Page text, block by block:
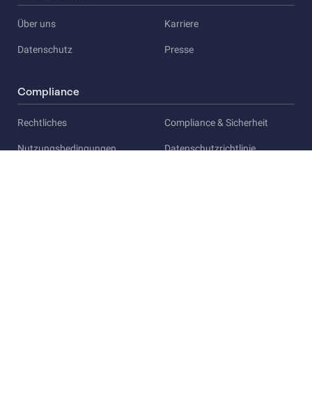
Über uns Karriere
Datenschutz Presse
Compliance
Rechtliches Compliance & Sicherheit
Nutzungsbedingungen Datenschutzrichtlinie